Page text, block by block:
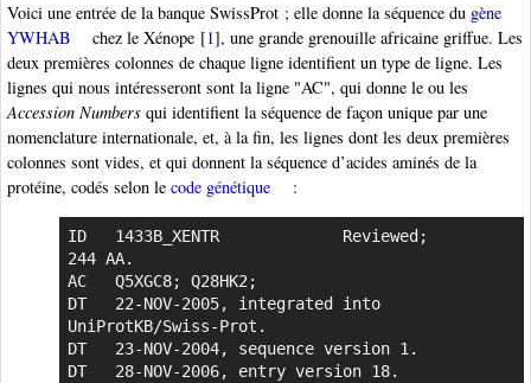
Voici une entrée de la banque SwissProt ; elle donne la séquence du gène
YWHAB
chez le Xénope [1], une grande grenouille africaine griffue. Les
deux premières colonnes de chaque ligne identifient un type de ligne. Les
lignes qui nous intéresseront sont la ligne "AC", qui donne le ou les
Accession Numbers qui identifient la séquence de façon unique par une
nomenclature internationale, et, à la fin, les lignes dont les deux premières
colonnes sont vides, et qui donnent la séquence d’acides aminés de la
protéine, codés selon le code génétique :
ID   1433B_XENTR             Reviewed;
244 AA.
AC   Q5XGC8; Q28HK2;
DT   22-NOV-2005, integrated into
UniProtKB/Swiss-Prot.
DT   23-NOV-2004, sequence version 1.
DT   28-NOV-2006, entry version 18.